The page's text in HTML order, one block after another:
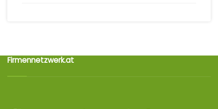
Firmennetzwerk.at